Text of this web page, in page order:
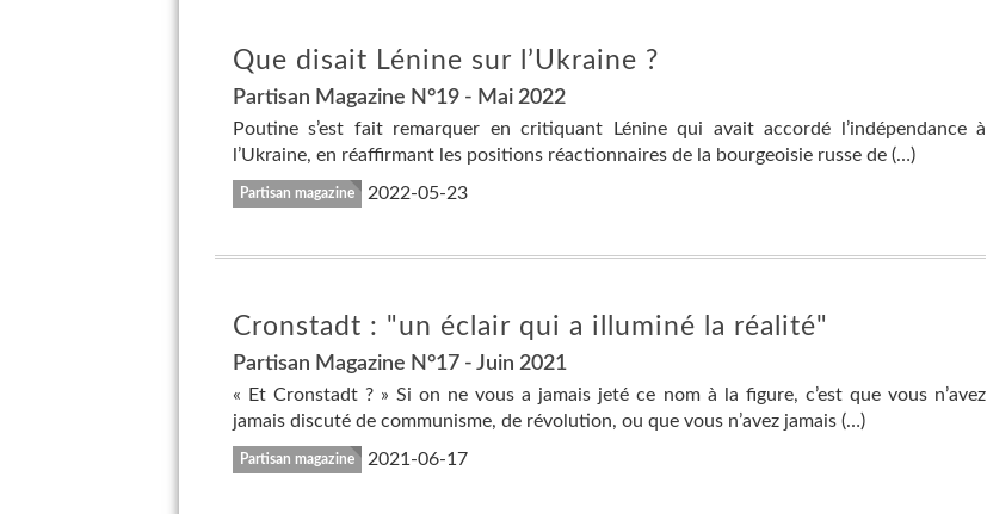
Que disait Lénine sur l’Ukraine ?
Partisan Magazine N°19 - Mai 2022
Poutine s’est fait remarquer en critiquant Lénine qui avait accordé l’indépendance à
l’Ukraine, en réaffirmant les positions réactionnaires de la bourgeoisie russe de (…)
Partisan magazine 2022-05-23
Cronstadt : "un éclair qui a illuminé la réalité"
Partisan Magazine N°17 - Juin 2021
« Et Cronstadt ? » Si on ne vous a jamais jeté ce nom à la figure, c’est que vous n’avez
jamais discuté de communisme, de révolution, ou que vous n’avez jamais (…)
Partisan magazine 2021-06-17